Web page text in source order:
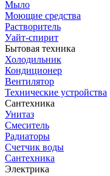
Мыло
Моющие средства
Растворитель
Уайт-спирит
Бытовая техника
Холодильник
Кондиционер
Вентилятор
Технические устройства
Сантехника
Унитаз
Смеситель
Радиаторы
Счетчик воды
Сантехника
Электрика